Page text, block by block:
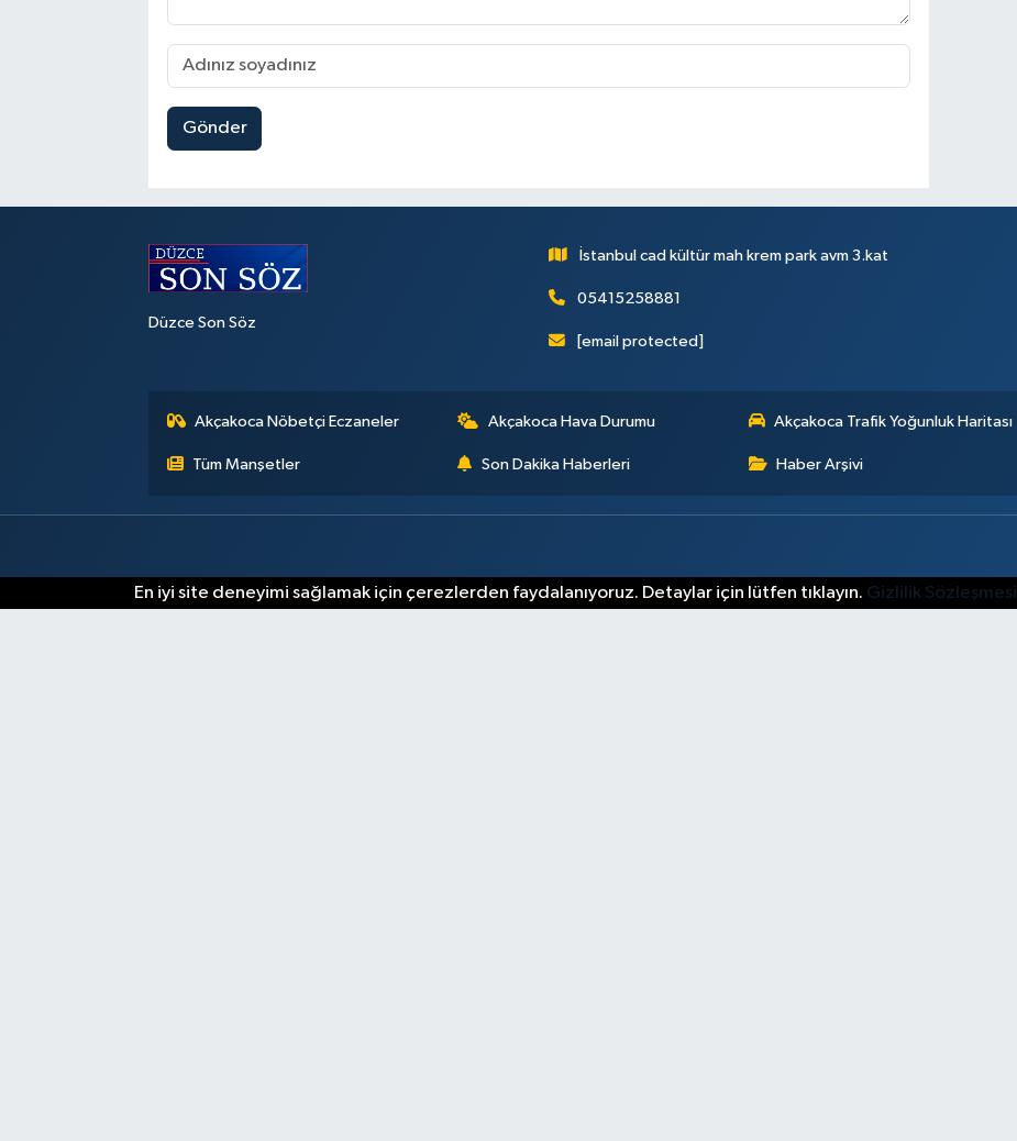
Gönder
Düzce Son Söz
İstanbul cad kültür mah krem park avm 3.kat
05415258881
[email protected]
Akçakoca Nöbetçi Eczaneler Akçakoca Hava Durumu Akçakoca Trafik Yoğunluk Haritası
Tüm Manşetler Son Dakika Haberleri Haber Arşivi
En iyi site deneyimi sağlamak için çerezlerden faydalanıyoruz. Detaylar için lütfen tıklayın. Gizlilik Sözleşmesi